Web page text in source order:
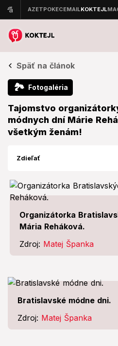
Späť na článok
🏞 Fotogaléria
Tajomstvo
módnych dní Márie
všetkým ženám!
Zdieľať
Organizátorka
Mária Reháková.
Zdroj: Matej Španka
Bratislavské módne dni.
Zdroj: Matej Španka